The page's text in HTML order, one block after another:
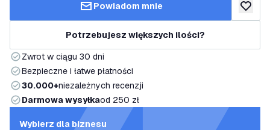
Powiadom mnie dodaj
Potrzebujesz większych ilości?
Zwrot w ciągu 30 dni
Bezpieczne i łatwe płatności
30.000+niezależnych recenzji
Darmowa wysyłkaod 250 zł
Wybierz dla biznesu